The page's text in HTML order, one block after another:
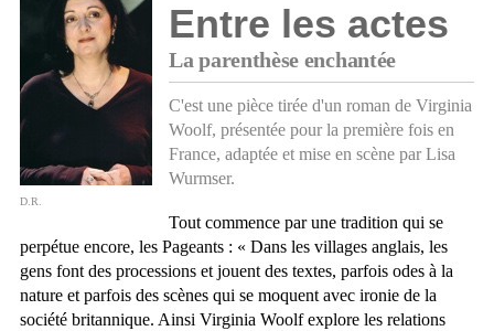
D.R.
Entre les actes
La parenthèse enchantée
C'est une pièce tirée d'un roman de Virginia
Woolf, présentée pour la première fois en
France, adaptée et mise en scène par Lisa
Wurmser.
Tout commence par une tradition qui se
perpétue encore, les Pageants : « Dans les villages anglais, les
gens font des processions et jouent des textes, parfois odes à la
nature et parfois des scènes qui se moquent avec ironie de la
société britannique. Ainsi Virginia Woolf explore les relations